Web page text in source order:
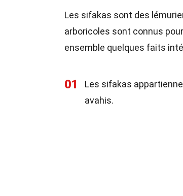
Les sifakas sont des
arboricoles sont connus
ensemble quelques faits
01
Les sifakas
avahis.